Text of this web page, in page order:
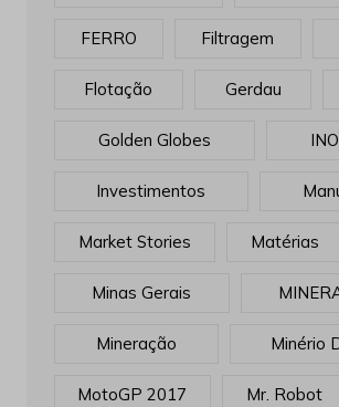
FERRO Filtragem
Flotação Gerdau
Golden Globes
Investimentos
Market Stories Matérias
Minas Gerais
Mineração Minério
MotoGP 2017 Mr. Robot